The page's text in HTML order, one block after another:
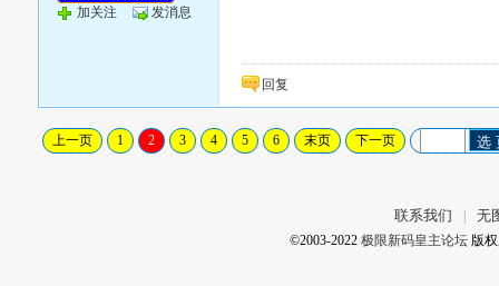
加关注 发消息
回复
上一页 1 2 3 4 5 6 末页 下一页 选
联系我们 无
©2003-2022 极限新码皇主论坛版权